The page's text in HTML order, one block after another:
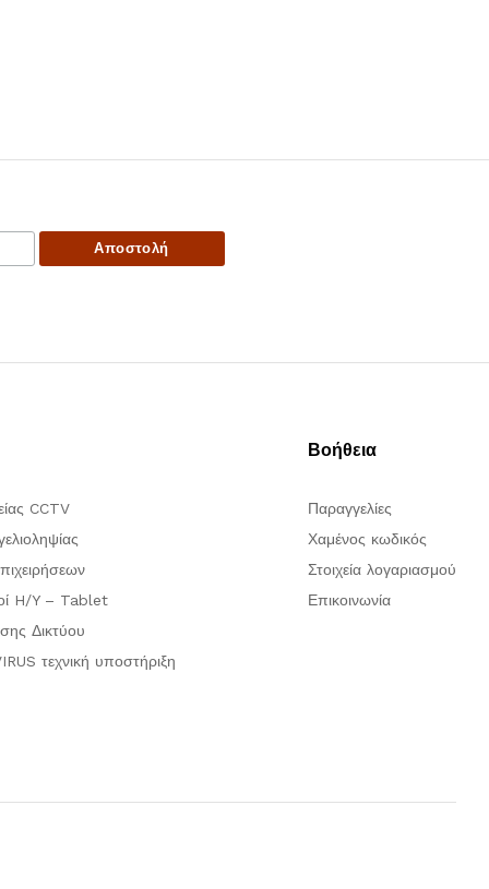
CCTV
H/Y – Tablet
Δικτύου
τεχνική υποστήριξη
Βοήθεια
Παραγγελίες
Χαμένος κωδικός
Στοιχεία λογαριασμού
Επικοινωνία